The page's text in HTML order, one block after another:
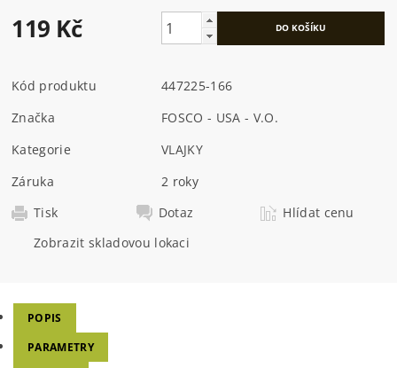
119 Kč
Kód produktu
447225-166
Značka
FOSCO - USA - V.O.
Kategorie
VLAJKY
Záruka
2 roky
Tisk
Dotaz
Hlídat cenu
Zobrazit skladovou lokaci
POPIS
PARAMETRY